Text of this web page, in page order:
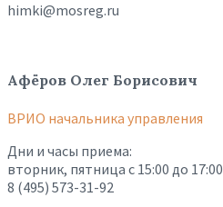
himki@mosreg.ru
Афёров Олег Борисович
ВРИО начальника управления
Дни и часы приема:
вторник, пятница с 15:00 до 17:00
8 (495) 573-31-92